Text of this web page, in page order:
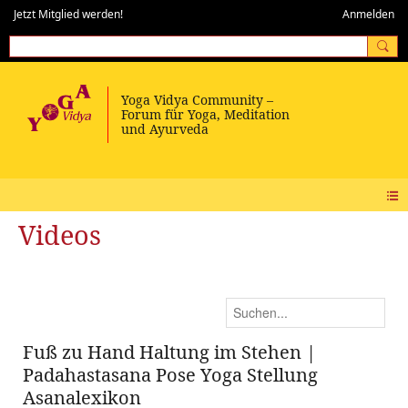
Jetzt Mitglied werden! Anmelden
Videos
Fuß zu Hand Haltung im Stehen |
Padahastasana Pose Yoga Stellung
Asanalexikon